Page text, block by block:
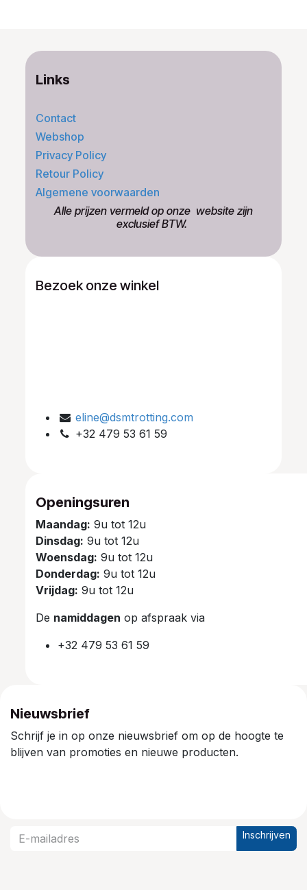
Links
Contact
Webshop
Privacy Policy
Retour Policy
Algemene voorwaarden
​Alle prijzen vermeld op onze ​website zijn
exclusief BTW.
Bezoek onze winkel
eline@dsmtrotting.com
+32 479 53 61 59
Openingsuren
Maandag: 9u tot 12u
Dinsdag: 9u tot 12u
Woensdag: 9u tot 12u
Donderdag: 9u tot 12u
Vrijdag: 9u tot 12u
De namiddagen op afspraak via
+32 479 53 61 59
Nieuwsbrief
Schrijf je in op onze nieuwsbrief om op de hoogte te
blijven van promoties en nieuwe producten.
Inschrijven